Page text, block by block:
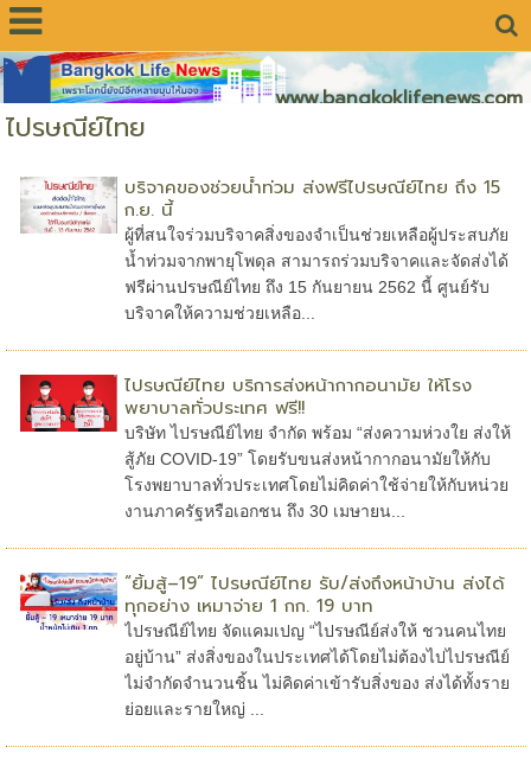
www.bangkoklifenews.com
ไปรษณีย์ไทย
บริจาคของช่วยน้ำท่วม ส่งฟรีไปรษณีย์ไทย ถึง 15
ก.ย. นี้
ผู้ที่สนใจร่วมบริจาคสิ่งของจำเป็นช่วยเหลือผู้ประสบภัย
น้ำท่วมจากพายุโพดุล สามารถร่วมบริจาคและจัดส่งได้
ฟรีผ่านปรษณีย์ไทย ถึง 15 กันยายน 2562 นี้ ศูนย์รับ
บริจาคให้ความช่วยเหลือ...
ไปรษณีย์ไทย บริการส่งหน้ากากอนามัย ให้โรง
พยาบาลทั่วประเทศ ฟรี!!
บริษัท ไปรษณีย์ไทย จำกัด พร้อม “ส่งความห่วงใย ส่งให้
สู้ภัย COVID-19” โดยรับขนส่งหน้ากากอนามัยให้กับ
โรงพยาบาลทั่วประเทศโดยไม่คิดค่าใช้จ่ายให้กับหน่วย
งานภาครัฐหรือเอกชน ถึง 30 เมษายน...
“ยิ้มสู้–19” ไปรษณีย์ไทย รับ/ส่งถึงหน้าบ้าน ส่งได้
ทุกอย่าง เหมาจ่าย 1 กก. 19 บาท
ไปรษณีย์ไทย จัดแคมเปญ “ไปรษณีย์ส่งให้ ชวนคนไทย
อยู่บ้าน” ส่งสิ่งของในประเทศได้โดยไม่ต้องไปไปรษณีย์
ไม่จำกัดจำนวนชิ้น ไม่คิดค่าเข้ารับสิ่งของ ส่งได้ทั้งราย
ย่อยและรายใหญ่ ...